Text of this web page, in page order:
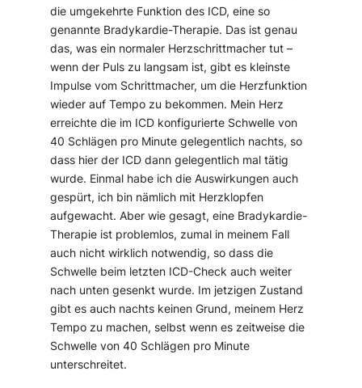
die umgekehrte Funktion des ICD, eine so
genannte Bradykardie-Therapie. Das ist genau
das, was ein normaler Herzschrittmacher tut –
wenn der Puls zu langsam ist, gibt es kleinste
Impulse vom Schrittmacher, um die Herzfunktion
wieder auf Tempo zu bekommen. Mein Herz
erreichte die im ICD konfigurierte Schwelle von
40 Schlägen pro Minute gelegentlich nachts, so
dass hier der ICD dann gelegentlich mal tätig
wurde. Einmal habe ich die Auswirkungen auch
gespürt, ich bin nämlich mit Herzklopfen
aufgewacht. Aber wie gesagt, eine Bradykardie-
Therapie ist problemlos, zumal in meinem Fall
auch nicht wirklich notwendig, so dass die
Schwelle beim letzten ICD-Check auch weiter
nach unten gesenkt wurde. Im jetzigen Zustand
gibt es auch nachts keinen Grund, meinem Herz
Tempo zu machen, selbst wenn es zeitweise die
Schwelle von 40 Schlägen pro Minute
unterschreitet.